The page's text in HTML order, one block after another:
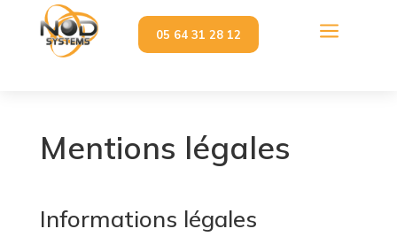
a
05 64 31 28 12
Mentions légales
Informations légales